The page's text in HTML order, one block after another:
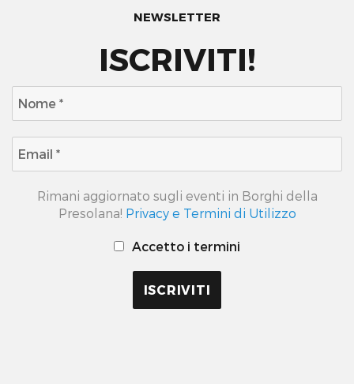
NEWSLETTER
ISCRIVITI!
Rimani aggiornato sugli eventi in Borghi della
Presolana! Privacy e Termini di Utilizzo
Accetto i termini